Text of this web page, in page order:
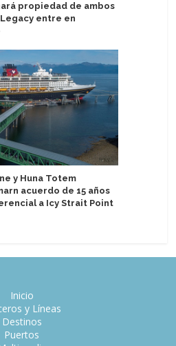
propiedad de ambos
entre en
y Huna Totem
acuerdo de 15 años
a Icy Strait Point
Inicio
y Líneas
Destinos
Puertos